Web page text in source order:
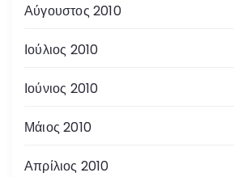
Αύγουστος 2010
Ιούλιος 2010
Ιούνιος 2010
Μάιος 2010
Απρίλιος 2010